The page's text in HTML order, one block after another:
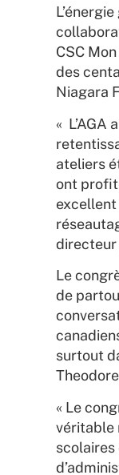
CSC
des
Niagara
« L’AGA
ateliers
ont
directeur
Le
de
surtout
« Le
véritable